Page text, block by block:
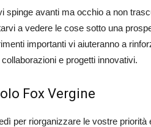
spinge avanti ma occhio a non
a vedere le cose sotto una
importanti vi aiuteranno a
e progetti innovativi.
Fox Vergine
per riorganizzare le vostre